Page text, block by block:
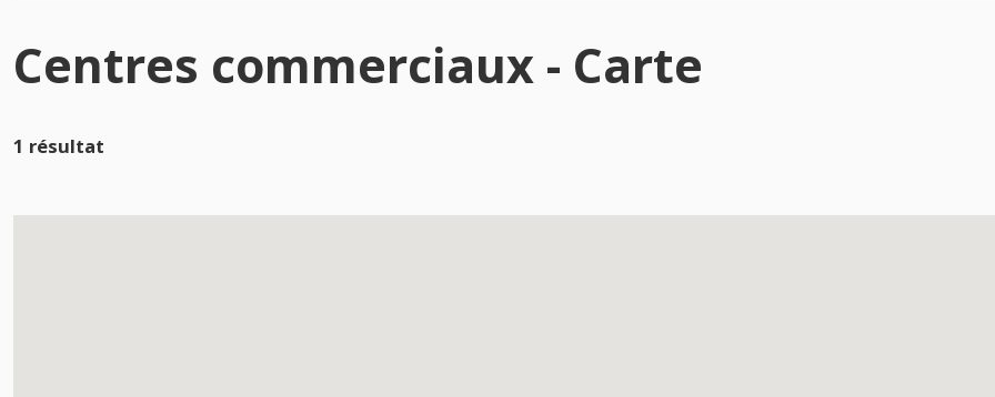
Centres commerciaux - Carte
1 résultat